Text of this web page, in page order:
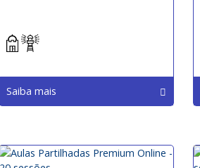
Saiba mais